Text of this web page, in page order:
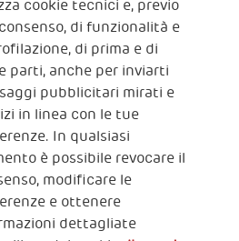
Safety Net
CONTATTACI
degli Abruzzi 34132
cookie tecnici e, previo
di funzionalità e
di prima e di
parti, anche per inviarti
pubblicitari mirati e
in linea con le tue
In qualsiasi
è possibile revocare il
modificare le
e ottenere
dettagliate